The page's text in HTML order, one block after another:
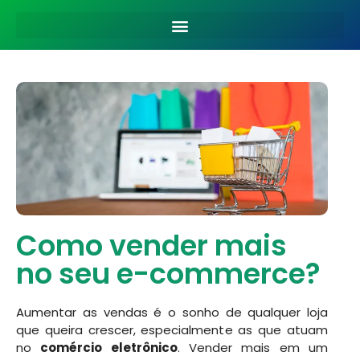
Como vender mais
no seu e-commerce?
Aumentar as vendas é o sonho de qualquer loja
que queira crescer, especialmente as que atuam
no comércio eletrônico. Vender mais em um